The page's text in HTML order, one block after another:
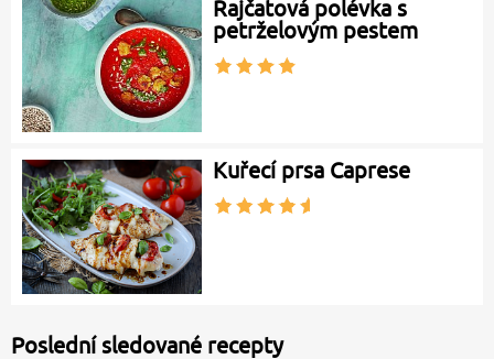
Rajčatová polévka s
petrželovým pestem
Kuřecí prsa Caprese
Poslední sledované recepty